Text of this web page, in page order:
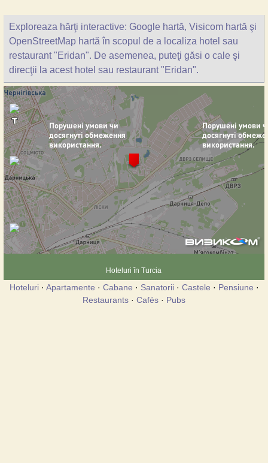
Exploreaza hărţi interactive: Google hartă, Visicom hartă şi
OpenStreetMap hartă în scopul de a localiza hotel sau
restaurant "Eridan". De asemenea, puteţi găsi o cale şi
direcţii la acest hotel sau restaurant "Eridan".
Hoteluri în Turcia
Hoteluri· Apartamente · Cabane · Sanatorii· Castele · Pensiune ·
Restaurants · Cafés · Pubs